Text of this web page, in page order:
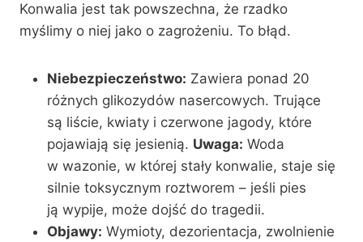
Konwalia jest tak powszechna, że rzadko
myślimy o niej jako o zagrożeniu. To błąd.
Niebezpieczeństwo: Zawiera ponad 20
różnych glikozydów nasercowych. Trujące
są liście, kwiaty i czerwone jagody, które
pojawiają się jesienią. Uwaga: Woda
w wazonie, w której stały konwalie, staje się
silnie toksycznym roztworem – jeśli pies
ją wypije, może dojść do tragedii.
Objawy: Wymioty, dezorientacja, zwolnienie